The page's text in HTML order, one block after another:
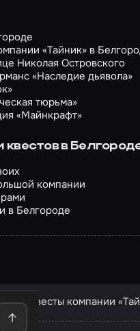
«Тайник» в
Николая Островского
«Наследие дьявола»
тюрьма»
«Майнкрафт»
квестов в
компании
в Белгороде
Квесты компании